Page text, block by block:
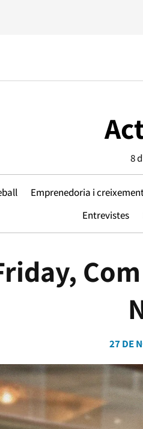
8
Emprenedoria i
Entrevistes
27 DE